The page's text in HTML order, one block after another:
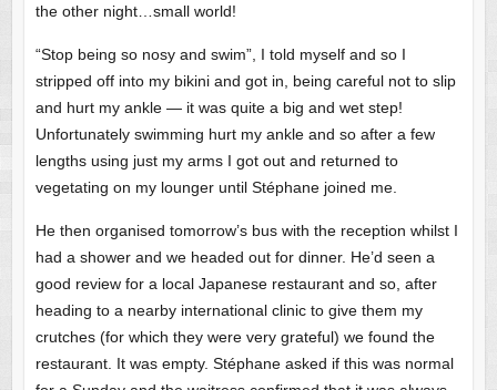
the other night…small world!
“Stop being so nosy and swim”, I told myself and so I
stripped off into my bikini and got in, being careful not to slip
and hurt my ankle — it was quite a big and wet step!
Unfortunately swimming hurt my ankle and so after a few
lengths using just my arms I got out and returned to
vegetating on my lounger until Stéphane joined me.
He then organised tomorrow’s bus with the reception whilst I
had a shower and we headed out for dinner. He’d seen a
good review for a local Japanese restaurant and so, after
heading to a nearby international clinic to give them my
crutches (for which they were very grateful) we found the
restaurant. It was empty. Stéphane asked if this was normal